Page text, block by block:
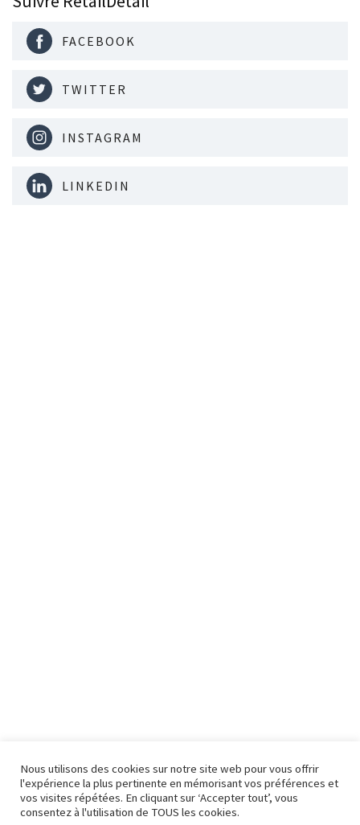
FACEBOOK
TWITTER
INSTAGRAM
LINKEDIN
Nous utilisons des cookies sur notre site web pour vous offrir
l'expérience la plus pertinente en mémorisant vos préférences et
vos visites répétées. En cliquant sur ‘Accepter tout’, vous
consentez à l'utilisation de TOUS les cookies.